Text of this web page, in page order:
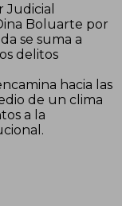
Judicial
Boluarte por
se suma a
delitos
hacia las
de un clima
a la